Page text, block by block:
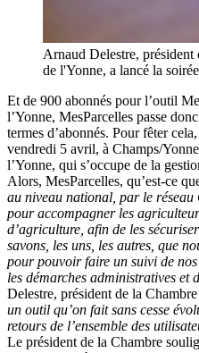
Arnaud Delestre,
de l'Yonne, a lancé la
Et de 900 abonnés pour l’outil
l’Yonne, MesParcelles passe
termes d’abonnés. Pour fêter
vendredi 5 avril, à Champs/
l’Yonne, qui s’occupe de la
Alors, MesParcelles, qu’est-ce
au niveau national, par le réseau
pour accompagner les
d’agriculture, afin de les
savons, les uns, les autres, que
pour pouvoir faire un suivi de
les démarches administratives et
Delestre, président de la
un outil qu’on fait sans cesse
retours de l’ensemble des
Le président de la Chambre